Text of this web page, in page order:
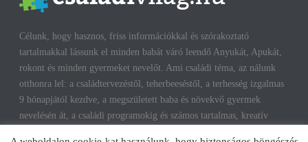
Célunk, hogy hasznos, friss információkkal és szórakoztató
tartalmakkal lássunk el minden babát váró leendő Anyukát, Apukát,
rokont és minden gyermeket nevelőt. Ami családi téma, az nálunk
otthonra lel: a családtervezéstől, teherbeeséstől, a terhesség izgalmas
9 hónapjától kezdve, a megszületett baba és növekvő gyermek
nevelésén át, a családi programokig és számos tartalmas, kreatív